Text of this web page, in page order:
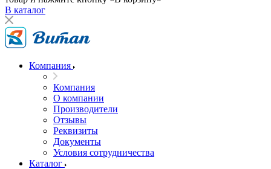
В каталог
Компания
Компания
О компании
Производители
Отзывы
Реквизиты
Документы
Условия сотрудничества
Каталог